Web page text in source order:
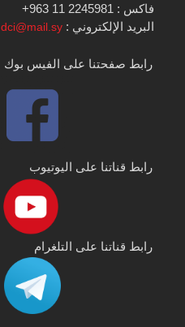
فاكس : 2245981 11 963+
البريد الإلكتروني :dci@mail.sy
رابط صفحتنا على الفيس بوك
رابط قناتنا على اليوتيوب
رابط قناتنا على التلغرام